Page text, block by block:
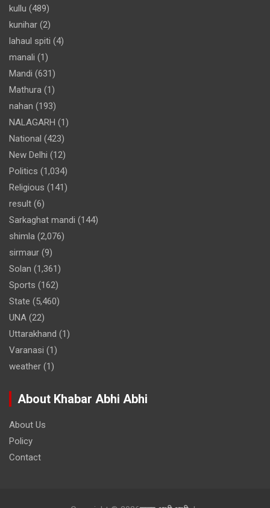
kullu (489)
kunihar (2)
lahaul spiti (4)
manali (1)
Mandi (631)
Mathura (1)
nahan (193)
NALAGARH (1)
National (423)
New Delhi (12)
Politics (1,034)
Religious (141)
result (6)
Sarkaghat mandi (144)
shimla (2,076)
sirmaur (9)
Solan (1,361)
Sports (162)
State (5,460)
UNA (22)
Uttarakhand (1)
Varanasi (1)
weather (1)
About Khabar Abhi Abhi
About Us
Policy
Contact